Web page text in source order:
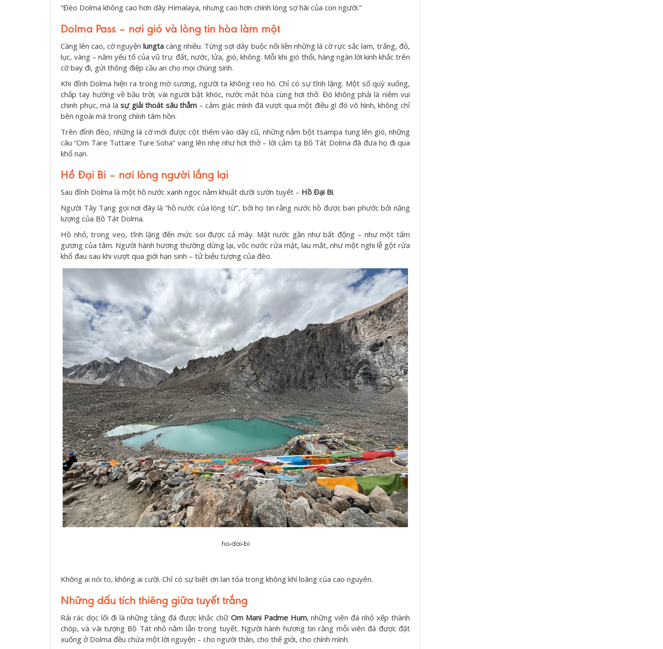
“Đèo Dolma không cao hơn dãy Himalaya, nhưng cao hơn chính lòng sợ hãi của con người.”
Dolma Pass – nơi gió và lòng tin hòa làm một
Càng lên cao, cờ nguyệnlungta càng nhiều. Từng sợi dây buộc nối liền những lá cờ rực sắc lam, trắng, đỏ,
lục, vàng – năm yếu tố của vũ trụ: đất, nước, lửa, gió, không. Mỗi khi gió thổi, hàng ngàn lời kinh khắc trên
cờ bay đi, gửi thông điệp cầu an cho mọi chúng sinh.
Khi đỉnh Dolma hiện ra trong mờ sương, người ta không reo hò. Chỉ có sự tĩnh lặng. Một số quỳ xuống,
chắp tay hướng về bầu trời; vài người bật khóc, nước mắt hòa cùng hơi thở. Đó không phải là niềm vui
chinh phục, mà làsự giải thoát sâu thẳm – cảm giác mình đã vượt qua một điều gì đó vô hình, không chỉ
bên ngoài mà trong chính tâm hồn.
Trên đỉnh đèo, những lá cờ mới được cột thêm vào dây cũ, những nắm bột tsampa tung lên gió, những
câu “Om Tare Tuttare Ture Soha” vang lên nhẹ như hơi thở – lời cảm tạ Bồ Tát Dolma đã đưa họ đi qua
khổ nạn.
Hồ Đại Bi – nơi lòng người lắng lại
Sau đỉnh Dolma là một hồ nước xanh ngọc nằm khuất dưới sườn tuyết – Hồ Đại Bi.
Người Tây Tạng gọi nơi đây là “hồ nước của lòng từ”, bởi họ tin rằng nước hồ được ban phước bởi năng
lượng của Bồ Tát Dolma.
Hồ nhỏ, trong veo, tĩnh lặng đến mức soi được cả mây. Mặt nước gần như bất động – như một tấm
gương của tâm. Người hành hương thường dừng lại, vốc nước rửa mặt, lau mắt, như một nghi lễ gột rửa
khổ đau sau khi vượt qua giới hạn sinh – tử biểu tượng của đèo.
ho-dai-bi
Không ai nói to, không ai cười. Chỉ có sự biết ơn lan tỏa trong không khí loãng của cao nguyên.
Những dấu tích thiêng giữa tuyết trắng
Rải rác dọc lối đi là những tảng đá được khắc chữ Om Mani Padme Hum, những viên đá nhỏ xếp thành
chóp, và vài tượng Bồ Tát nhỏ nằm lẫn trong tuyết. Người hành hương tin rằng mỗi viên đá được đặt
xuống ở Dolma đều chứa một lời nguyện – cho người thân, cho thế giới, cho chính mình.